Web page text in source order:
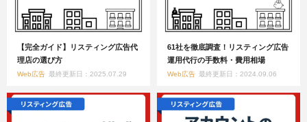
【完全ガイド】リスティング広告代
理店の選び方
Web広告 最終更新日：2025.07.29
61社を徹底調査！リスティング広告
運用代行の手数料・費用相場
Web広告 最終更新日：2024.09.06